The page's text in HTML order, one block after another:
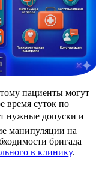
пациенты могут
время суток по
нужные допуски и
манипуляции на
бригада
в клинику.